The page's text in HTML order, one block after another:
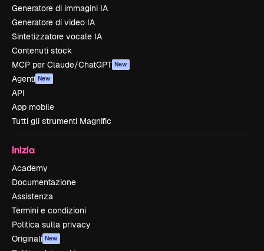
Generatore di immagini IA
Generatore di video IA
Sintetizzatore vocale IA
Contenuti stock
MCP per Claude/ChatGPT New
Agenti New
API
App mobile
Tutti gli strumenti Magnific
Inizia
Academy
Documentazione
Assistenza
Termini e condizioni
Politica sulla privacy
Originali New